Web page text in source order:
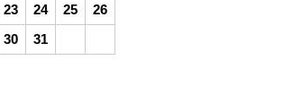
23 24 25
26
30 31